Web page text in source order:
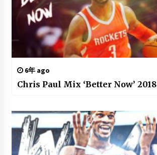
6年 ago
Chris Paul Mix ‘Better Now’ 2018